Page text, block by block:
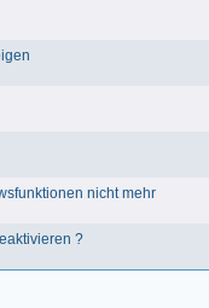
nicht mehr
?